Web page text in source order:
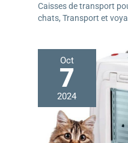
Caisses de transport
chats, Transport et
Oct
7
2024